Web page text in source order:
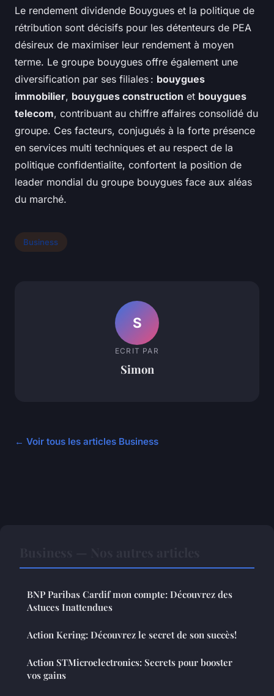
Le rendement dividende Bouygues et la politique de
rétribution sont décisifs pour les détenteurs de PEA
désireux de maximiser leur rendement à moyen
terme. Le groupe bouygues offre également une
diversification par ses filiales : bouygues
immobilier, bouygues construction et bouygues
telecom, contribuant au chiffre affaires consolidé du
groupe. Ces facteurs, conjugués à la forte présence
en services multi techniques et au respect de la
politique confidentialite, confortent la position de
leader mondial du groupe bouygues face aux aléas
du marché.
Business
S
ECRIT PAR
Simon
← Voir tous les articles Business
BNP Paribas Cardif mon compte: Découvrez des
Astuces Inattendues
Action Kering: Découvrez le secret de son succès!
Action STMicroelectronics: Secrets pour booster
vos gains